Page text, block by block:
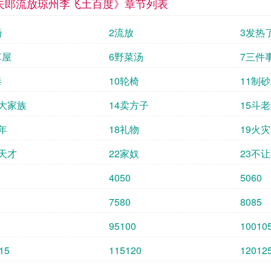
2流放
3发热
6野菜汤
7三件
10轮椅
11制
家族
14卖方子
15斗
18礼物
19火灾
才
22家奴
23不
4050
5060
7580
8085
95100
115120